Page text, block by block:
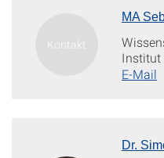
MA
Institut
E-Mail
Dr.